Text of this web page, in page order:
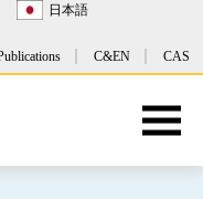
日本語
C&EN CAS